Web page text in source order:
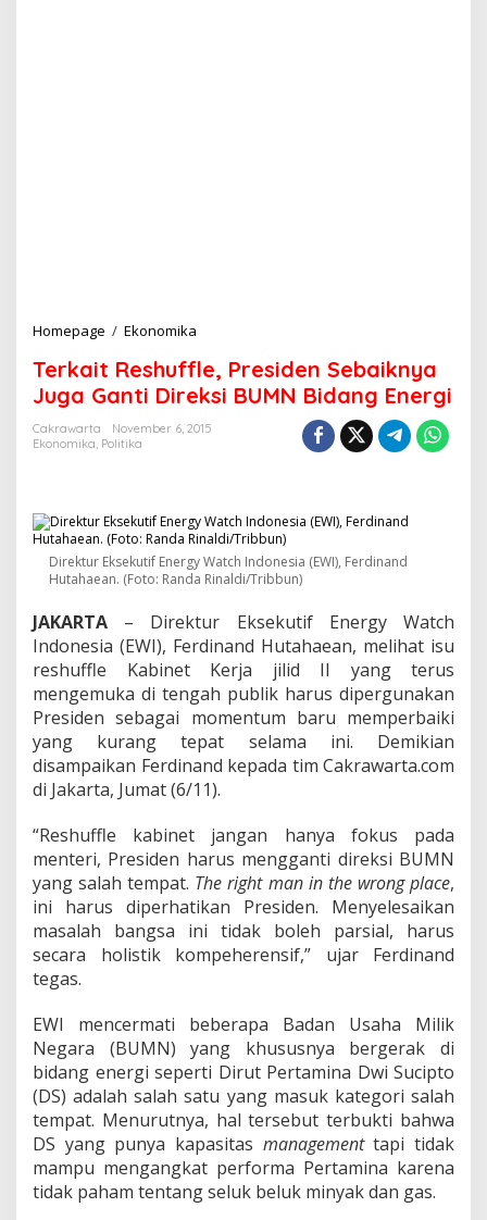
Homepage / Ekonomika
k
a
i
h
u
ff
l
,
P
s
i
d
e
n
S
a
i
k
n
y
a
a
G
a
n
t
i
D
i
r
Terkait Reshuffle, Presiden Sebaiknya
Juga Ganti Direksi BUMN Bidang Energi
Cakrawarta
November 6, 2015
Ekonomika, Politika
Direktur Eksekutif Energy Watch Indonesia (EWI), Ferdinand
Hutahaean. (Foto: Randa Rinaldi/Tribbun)
JAKARTA – Direktur Eksekutif Energy Watch
Indonesia (EWI), Ferdinand Hutahaean, melihat isu
reshuffle Kabinet Kerja jilid II yang terus
mengemuka di tengah publik harus dipergunakan
Presiden sebagai momentum baru memperbaiki
yang kurang tepat selama ini. Demikian
disampaikan Ferdinand kepada tim Cakrawarta.com
di Jakarta, Jumat (6/11).
“Reshuffle kabinet jangan hanya fokus pada
menteri, Presiden harus mengganti direksi BUMN
yang salah tempat. The right man in the wrong place,
ini harus diperhatikan Presiden. Menyelesaikan
masalah bangsa ini tidak boleh parsial, harus
secara holistik kompeherensif,” ujar Ferdinand
tegas.
EWI mencermati beberapa Badan Usaha Milik
Negara (BUMN) yang khususnya bergerak di
bidang energi seperti Dirut Pertamina Dwi Sucipto
(DS) adalah salah satu yang masuk kategori salah
tempat. Menurutnya, hal tersebut terbukti bahwa
DS yang punya kapasitas managementtapi tidak
mampu mengangkat performa Pertamina karena
tidak paham tentang seluk beluk minyak dan gas.